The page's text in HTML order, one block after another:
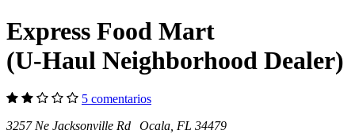
Express Food Mart
(U-Haul Neighborhood Dealer)
5 comentarios
3257 Ne Jacksonville Rd Ocala, FL 34479